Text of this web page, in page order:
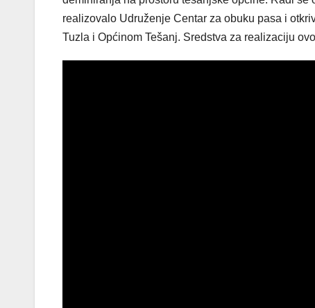
realizovalo Udruženje Centar za obuku pasa i
Tuzla i Općinom Tešanj. Sredstva za realizaciju